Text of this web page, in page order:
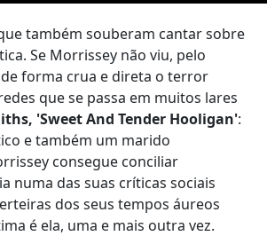
também souberam cantar sobre
Se Morrissey não viu, pelo
forma crua e direta o terror
que se passa em muitos lares
'Sweet And Tender Hooligan':
e também um marido
consegue conciliar
numa das suas críticas sociais
dos seus tempos áureos
é ela, uma e mais outra vez.